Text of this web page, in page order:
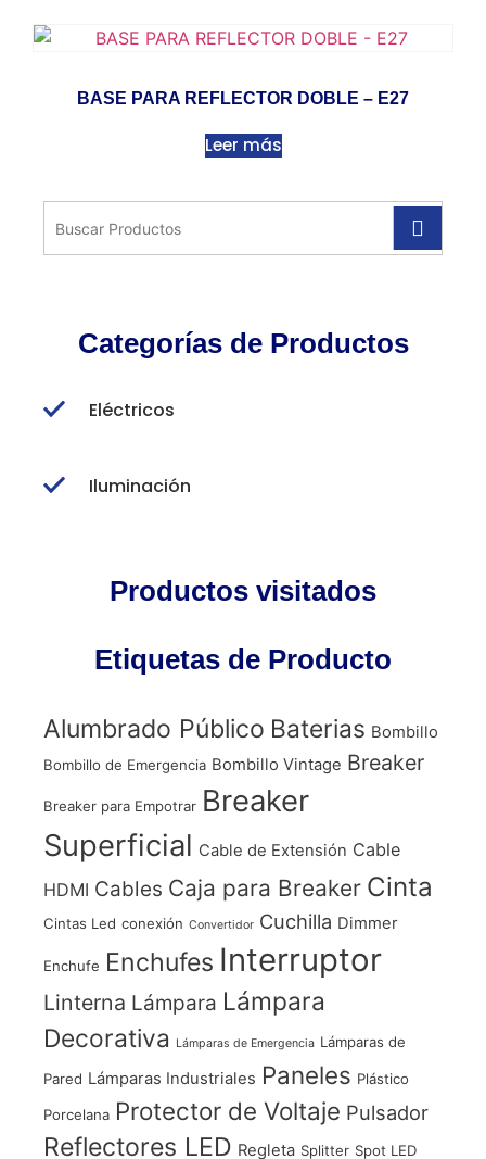
BASE PARA REFLECTOR DOBLE – E27
Leer más
Categorías de Productos
Eléctricos
Iluminación
Productos visitados
Etiquetas de Producto
Alumbrado Público Baterias Bombillo
Bombillo de Emergencia Bombillo Vintage Breaker
Breaker para Empotrar Breaker
Superficial Cable de Extensión Cable
HDMI Cables Caja para Breaker Cinta
Cintas Led conexión Convertidor Cuchilla Dimmer
Enchufe Enchufes Interruptor
Linterna Lámpara Lámpara
Decorativa
Lámparas de Emergencia Lámparas de
Pared Lámparas Industriales Paneles Plástico
Porcelana Protector de Voltaje Pulsador
Reflectores LED Regleta Splitter Spot LED